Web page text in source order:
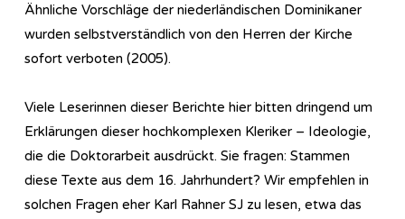
Ähnliche Vorschläge der niederländischen Dominikaner
wurden selbstverständlich von den Herren der Kirche
sofort verboten (2005).
Viele Leserinnen dieser Berichte hier bitten dringend um
Erklärungen dieser hochkomplexen Kleriker – Ideologie,
die die Doktorarbeit ausdrückt. Sie fragen: Stammen
diese Texte aus dem 16. Jahrhundert? Wir empfehlen in
solchen Fragen eher Karl Rahner SJ zu lesen, etwa das